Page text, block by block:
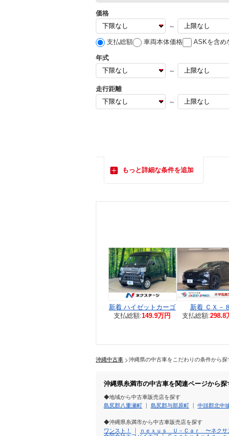
価格
～
支払総額 車両本体価格 ASKを含め
年式
～
走行距離
～
もっと詳細な条件を追加
新着 ハイゼットカーゴ
支払総額:149.9万円
新着 ＣＸ－８
支払総額:298.8
沖縄中古車 沖縄県の中古車をこだわりの条件から探
沖縄県糸満市の中古車を関連ページから探
◆地域から中古車販売店を探す
島尻郡八重瀬町
島尻郡与那原町 中頭郡北中
◆沖縄県糸満市から中古車販売店を探す
ワンスト！
ｎｅｘｕｓ Ｕ－Ｃａｒ 〜ネクサ